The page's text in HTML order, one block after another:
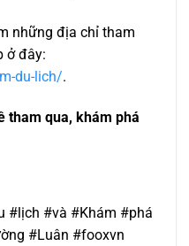
những địa chỉ tham
ở đây:
du-lich/.
tham qua, khám phá
#lịch #và #Khám #phá
#Luân #fooxvn